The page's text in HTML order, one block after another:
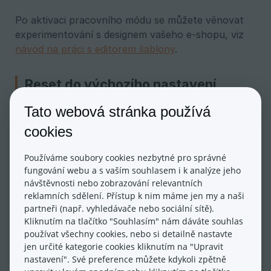
Po aktivaci pracovního módu se můžete věnovat
experimentování s designem vašeho e-shopu, viz
návod na práci s editorem šablony.
Reset do výchozího nastavení
Ve spodní části editoru se nachází užitečná funkce
nabízí snadnou cestu k resetování provedených
změn a šablonu nastaví do výchozího „továrního“
nastavení. Funkce je určena zejména těm, kteří to
s kreativitou tak přeženou, že by se po
experimentech raději vrátili do vzhledu, který
šabloně dal její původní designer.
Máte-li aktivovaný pracovní mód, vyresetují
Tato webová stránka používá
cookies
Používáme soubory cookies nezbytné pro správné
fungování webu a s vaším souhlasem i k analýze jeho
návštěvnosti nebo zobrazování relevantních
reklamních sdělení. Přístup k nim máme jen my a naši
partneři (např. vyhledávače nebo sociální sítě).
Kliknutím na tlačítko "Souhlasím" nám dáváte souhlas
používat všechny cookies, nebo si detailně nastavte
jen určité kategorie cookies kliknutím na "Upravit
nastavení". Své preference můžete kdykoli zpětně